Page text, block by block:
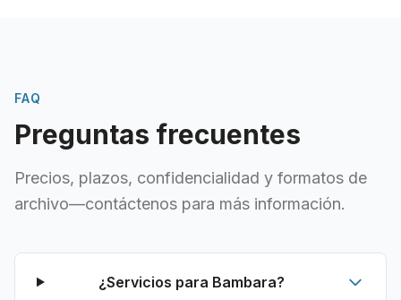
FAQ
Preguntas frecuentes
Precios, plazos, confidencialidad y formatos de
archivo—contáctenos para más información.
¿Servicios para Bambara?